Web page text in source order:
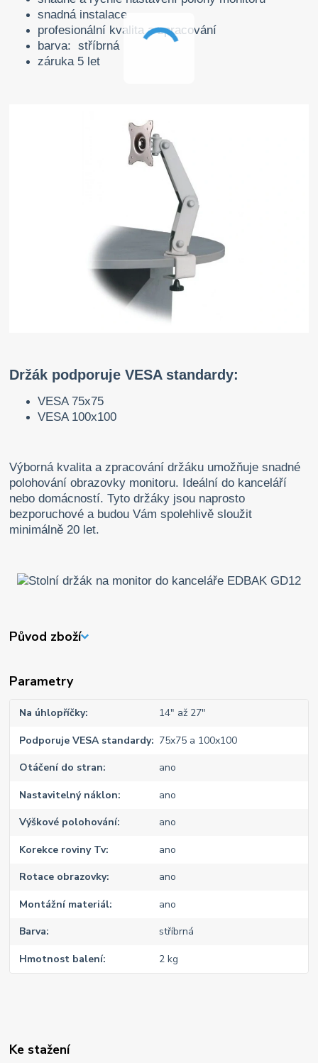
snadná instalace
profesionální kvalita a zpracování
barva: stříbrná
záruka 5 let
Držák podporuje VESA standardy:
VESA 75x75
VESA 100x100
Výborná kvalita a zpracování držáku umožňuje snadné
polohování obrazovky monitoru. Ideální do kanceláří
nebo domácností. Tyto držáky jsou naprosto
bezporuchové a budou Vám spolehlivě sloužit
minimálně 20 let.
Původ zboží
Parametry
Na úhlopříčky 14" až 27"
Podporuje VESA standardy 75x75 a 100x100
Otáčení do stran ano
Nastavitelný náklon ano
Výškové polohování ano
Korekce roviny Tv ano
Rotace obrazovky ano
Montážní materiál ano
Barva stříbrná
Hmotnost balení 2 kg
Ke stažení